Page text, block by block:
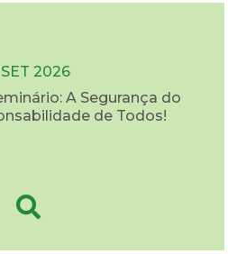
SET 2026
A Segurança do
de Todos!